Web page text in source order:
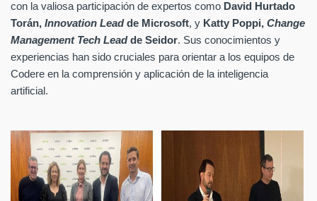
con la valiosa participación de expertos como David Hurtado
Torán, Innovation Leadde Microsoft, y Katty Poppi, Change
Management Tech Leadde Seidor. Sus conocimientos y
experiencias han sido cruciales para orientar a los equipos de
Codere en la comprensión y aplicación de la inteligencia
artificial.